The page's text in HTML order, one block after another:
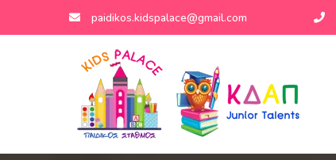
paidikos.kidspalace@gmail.com